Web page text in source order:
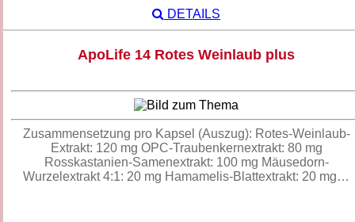
DETAILS
ApoLife 14 Rotes Weinlaub plus
Zusammensetzung pro Kapsel (Auszug): Rotes-Weinlaub-
Extrakt: 120 mg OPC-Traubenkernextrakt: 80 mg
Rosskastanien-Samenextrakt: 100 mg Mäusedorn-
Wurzelextrakt 4:1: 20 mg Hamamelis-Blattextrakt: 20 mg…